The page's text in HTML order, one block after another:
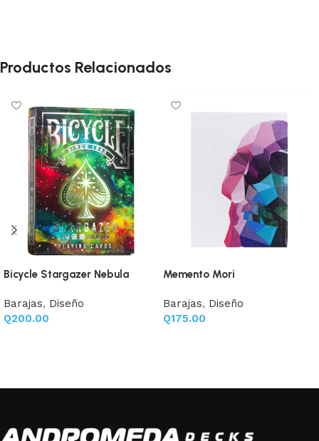
Productos Relacionados
Bicycle Stargazer Nebula
Barajas, Diseño
Q200.00
Memento Mori
Barajas, Diseño
Q175.00